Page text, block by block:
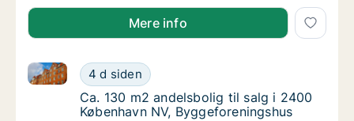
Mere info
Ca. 130 m2 andelsbolig til salg i 2400
4 d siden
Ca. 130 m2 andelsbolig til salg i 2400 København
Ca. 130 m2 andelsbolig til salg i 2400
Ca. 130 m2 andelsbolig til salg i 2400
København NV, Byggeforeningshus